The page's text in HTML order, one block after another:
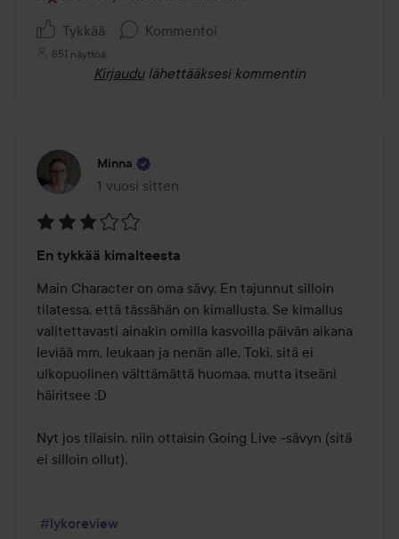
Tykkää Kommentoi
851 näyttöä
Kirjaudu lähettääksesi kommentin
Minna
1 vuosi sitten
Viesti luotiin 1 vuosi sitten
3
/
5
En tykkää kimalteesta
Main Character on oma sävy. En tajunnut silloin
tilatessa, että tässähän on kimallusta. Se kimallus
valitettavasti ainakin omilla kasvoilla päivän aikana
leviää mm. leukaan ja nenän alle. Toki, sitä ei
ulkopuolinen välttämättä huomaa, mutta itseäni
häiritsee :D
Nyt jos tilaisin, niin ottaisin Going Live -sävyn (sitä
ei silloin ollut).
#lykoreview